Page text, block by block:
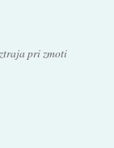
pri zmoti